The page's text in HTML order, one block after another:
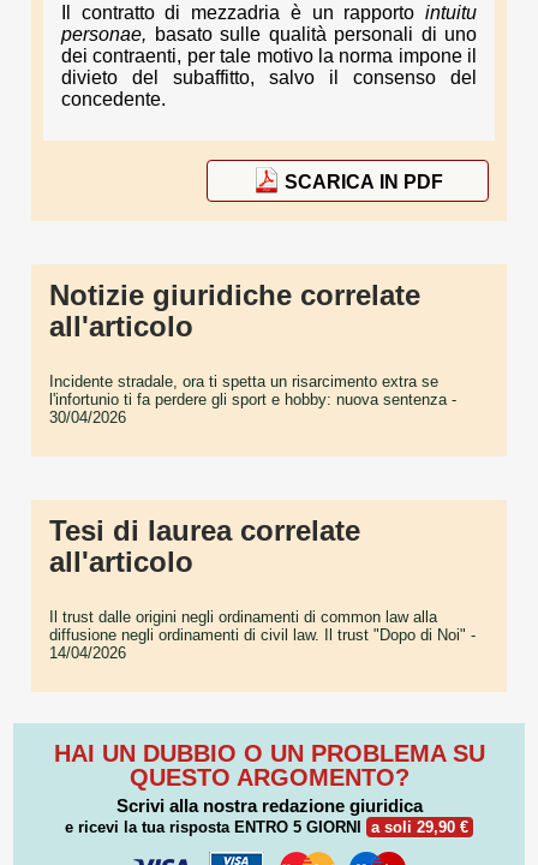
Il contratto di mezzadria è un rapporto intuitu
personae, basato sulle qualità personali di uno
dei contraenti, per tale motivo la norma impone il
divieto del subaffitto, salvo il consenso del
concedente.
SCARICA IN PDF
Notizie giuridiche correlate
all'articolo
Incidente stradale, ora ti spetta un risarcimento extra se
l'infortunio ti fa perdere gli sport e hobby: nuova sentenza -
30/04/2026
Tesi di laurea correlate
all'articolo
Il trust dalle origini negli ordinamenti di common law alla
diffusione negli ordinamenti di civil law. Il trust "Dopo di Noi" -
14/04/2026
HAI UN DUBBIO O UN PROBLEMA SU
QUESTO ARGOMENTO?
Scrivi alla nostra redazione giuridica
e ricevi la tua risposta ENTRO 5 GIORNI a soli 29,90 €